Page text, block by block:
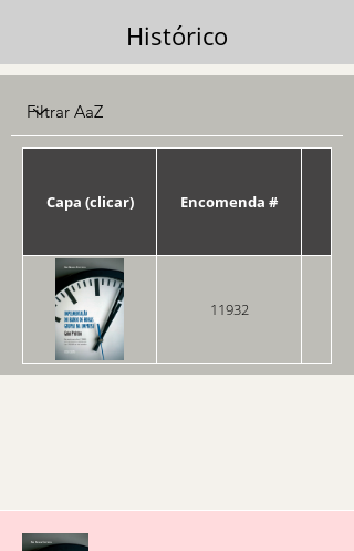
Histórico
Capa (clicar) Encomenda #
11932